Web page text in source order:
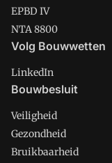
EPBD IV
NTA 8800
Volg Bouwwetten
LinkedIn
Bouwbesluit
Veiligheid
Gezondheid
Bruikbaarheid